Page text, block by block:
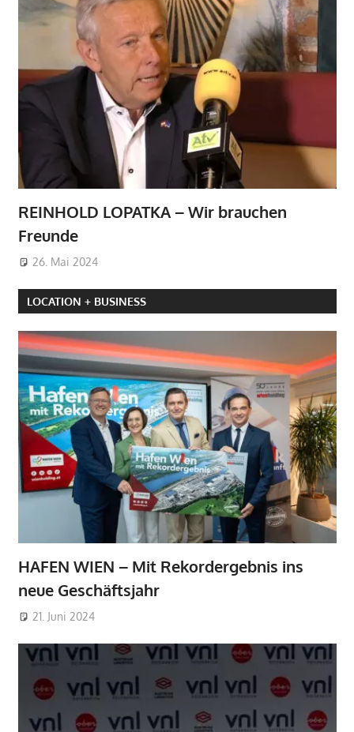
REINHOLD LOPATKA – Wir brauchen
Freunde
26. Mai 2024
LOCATION + BUSINESS
HAFEN WIEN – Mit Rekordergebnis ins
neue Geschäftsjahr
21. Juni 2024